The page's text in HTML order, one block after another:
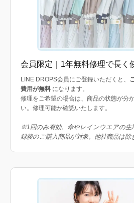
会員限定｜1年無料修理で長く
LINE DROPS会員にご登録いただくと、
費用が無料 になります。
修理をご希望の場合は、商品の状態が分
い。修理可能か確認いたします。
※1回のみ有効。傘やレインウエアの生
録後のご購入商品が対象。他社商品は除